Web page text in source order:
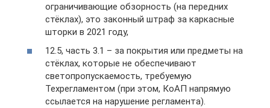
ограничивающие обзорность (на передних
стёклах), это законный штраф за каркасные
шторки в 2021 году,
12.5, часть 3.1 – за покрытия или предметы на
стёклах, которые не обеспечивают
светопропускаемость, требуемую
Техрегламентом (при этом, КоАП напрямую
ссылается на нарушение регламента).